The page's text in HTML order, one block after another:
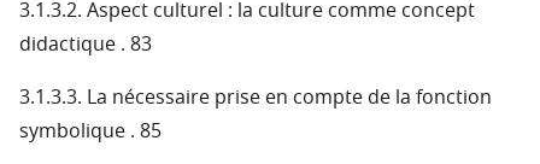
3.1.3.2. Aspect culturel : la culture comme concept
didactique . 83
3.1.3.3. La nécessaire prise en compte de la fonction
symbolique . 85